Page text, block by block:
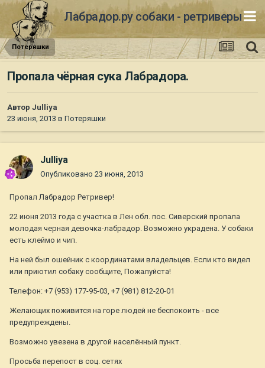
Лабрадор.ру собаки - ретриверы
Потеряшки
Пропала чёрная сука Лабрадора.
Автор Julliya
23 июня, 2013 в Потеряшки
Julliya
Опубликовано 23 июня, 2013
Пропал Лабрадор Ретривер!
22 июня 2013 года с участка в Лен обл. пос. Сиверский пропала
молодая черная девочка-лабрадор. Возможно украдена. У собаки
есть клеймо и чип.
На ней был ошейник с координатами владельцев. Если кто видел
или приютил собаку сообщите, Пожалуйста!
Телефон: +7 (953) 177-95-03, +7 (981) 812-20-01
Желающих поживится на горе людей не беспокоить - все
предупреждены.
Возможно увезена в другой населённый пункт.
Просьба перепост в соц. сетях